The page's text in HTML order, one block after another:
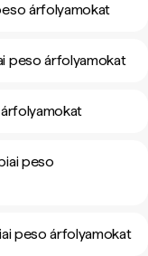
árfolyamokat
peso árfolyamokat
peso
peso árfolyamokat